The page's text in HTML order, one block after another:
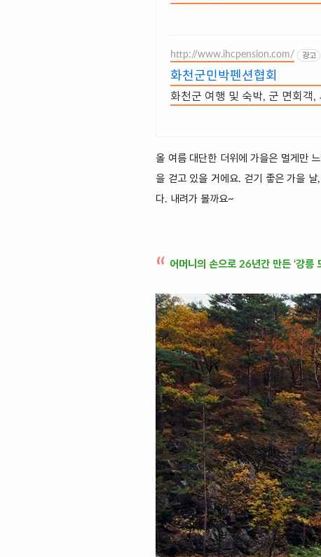
http://www.ihcpension.com/ 광고
화천군민박펜션협회
화천군 여행 및 숙박, 군 면회객,
올 여름 대단한 더위에 가을은 멀게만
을 걷고 있을 거에요. 걷기 좋은 가을
다. 내려가 볼까요~
어머니의 손으로 26년간 만든 ‘강릉